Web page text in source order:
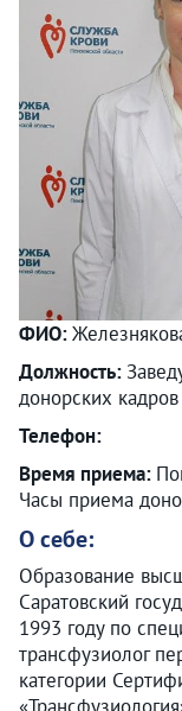
ФИО:
Должность:
донорских кадров
Телефон:
Время приема:
Часы приема
О себе:
Образование
Саратовский
1993 году по
трансфузиолог
категории